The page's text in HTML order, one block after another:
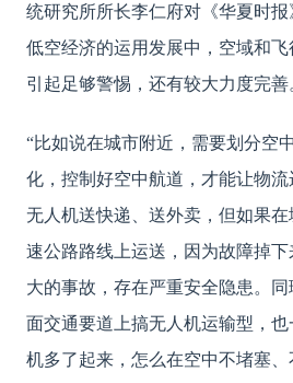
统研究所所长李仁府对《华夏时
低空经济的运用发展中，空域和
引起足够警惕，还有较大力度完善
“比如说在城市附近，需要划分空
化，控制好空中航道，才能让物
无人机送快递、送外卖，但如果
速公路路线上运送，因为故障掉
大的事故，存在严重安全隐患。
面交通要道上搞无人机运输型，也
机多了起来，怎么在空中不堵塞